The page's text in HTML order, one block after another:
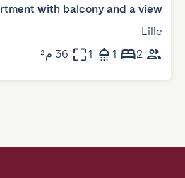
with balcony and a view
Lille
2
1
1 36 م²